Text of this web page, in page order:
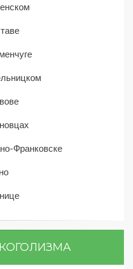
Франковске